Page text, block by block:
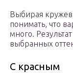
Выбирая
понимать, что
много.
выбранных
С красным